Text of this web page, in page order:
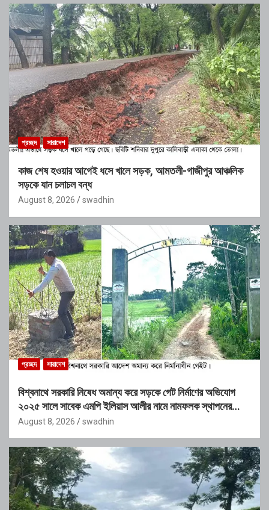
প্রচ্ছদ সারাদেশ
কাজ শেষ হওয়ার আগেই ধসে খালে সড়ক, আমতলী-গাজীপুর আঞ্চলিক
সড়কে যান চলাচল বন্ধ
August 8, 2026 swadhin
প্রচ্ছদ সারাদেশ
বিশ্বনাথে সরকারি নিষেধ অমান্য করে সড়কে গেট নির্মাণের অভিযোগ
২০২৫ সালে সাবেক এমপি ইলিয়াস আলীর নামে নামফলক স্থাপনের
অভিযোগ
August 8, 2026 swadhin